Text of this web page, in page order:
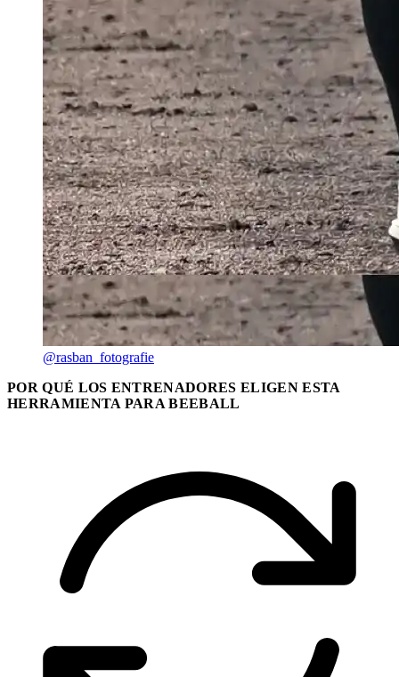
@rasban_fotografie
POR QUÉ LOS ENTRENADORES ELIGEN ESTA
HERRAMIENTA PARA BEEBALL